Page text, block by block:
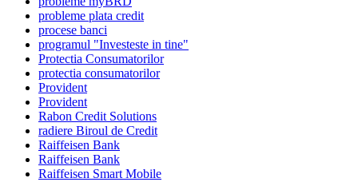
probleme plata credit
procese banci
programul "Investeste in tine"
Protectia Consumatorilor
protectia consumatorilor
Provident
Provident
Rabon Credit Solutions
radiere Biroul de Credit
Raiffeisen Bank
Raiffeisen Bank
Raiffeisen Smart Mobile